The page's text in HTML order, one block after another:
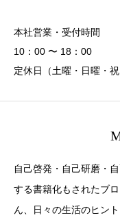
本社営業・受付時間
10：00 〜 18：00
定休日（土曜・日曜・祝
自己啓発・自己研磨・
する書籍化もされたブ
ん、日々の生活のヒント